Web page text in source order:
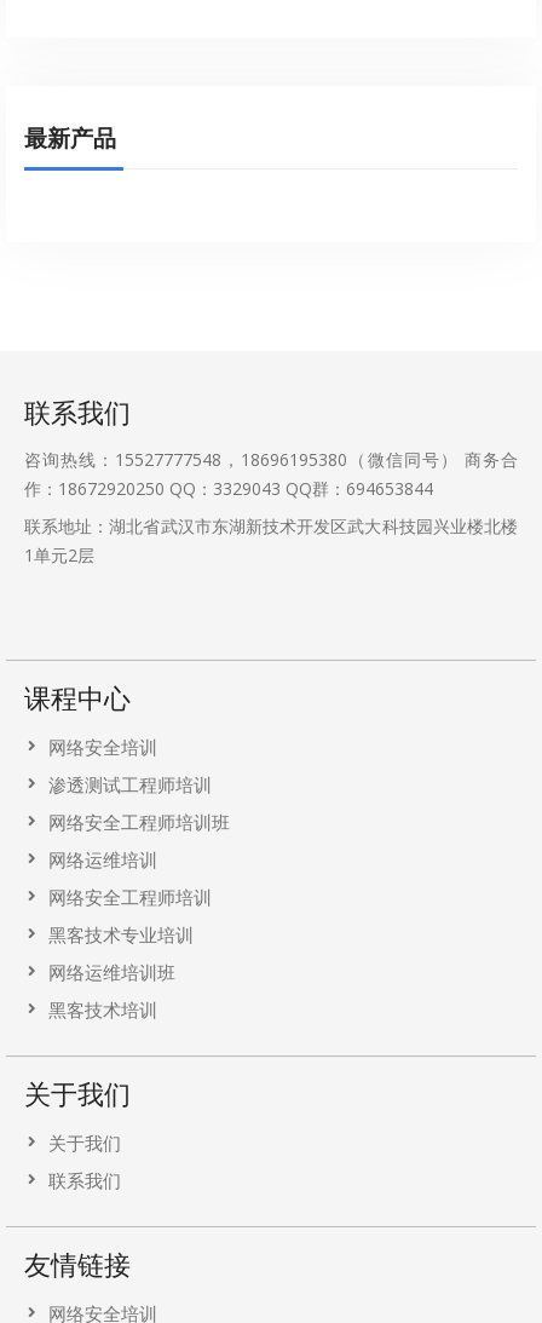
最新产品
联系我们
咨询热线：15527777548，18696195380（微信同号） 商务合
作：18672920250 QQ：3329043 QQ群：694653844
联系地址：湖北省武汉市东湖新技术开发区武大科技园兴业楼北楼
1单元2层
课程中心
网络安全培训
渗透测试工程师培训
网络安全工程师培训班
网络运维培训
网络安全工程师培训
黑客技术专业培训
网络运维培训班
黑客技术培训
关于我们
关于我们
联系我们
友情链接
网络安全培训